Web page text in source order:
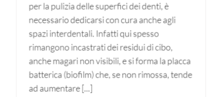
per la pulizia delle superfici dei denti, è
necessario dedicarsi con cura anche agli
spazi interdentali. Infatti qui spesso
rimangono incastrati dei residui di cibo,
anche magari non visibili, e si forma la placca
batterica (biofilm) che, se non rimossa, tende
ad aumentare [...]